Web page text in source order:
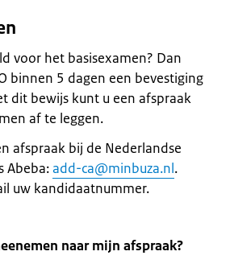
voor het basisexamen? Dan
binnen 5 dagen een bevestiging
dit bewijs kunt u een afspraak
af te leggen.
afspraak bij de Nederlandse
Abeba:add-ca@minbuza.nl.
uw kandidaatnummer.
naar mijn afspraak?